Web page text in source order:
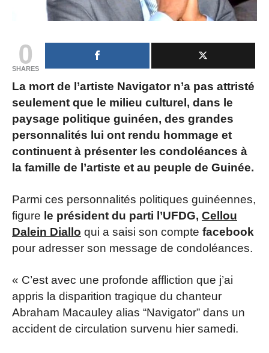
0
SHARES
La mort de l’artiste Navigator n’a pas attristé
seulement que le milieu culturel, dans le
paysage politique guinéen, des grandes
personnalités lui ont rendu hommage et
continuent à présenter les condoléances à
la famille de l’artiste et au peuple de Guinée.
Parmi ces personnalités politiques guinéennes,
figure le président du parti l’UFDG, Cellou
Dalein Diallo qui a saisi son compte facebook
pour adresser son message de condoléances.
« C’est avec une profonde affliction que j’ai
appris la disparition tragique du chanteur
Abraham Macauley alias “Navigator” dans un
accident de circulation survenu hier samedi.